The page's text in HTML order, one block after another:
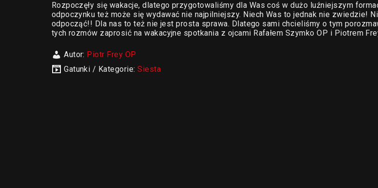
Rozpoczęły się wakacje, dlatego przygotowaliśmy dla Was coś w dużo luźniejszym
odpoczynku też może się wydawać nie najpilniejszy. Niech Was to jednak nie zwiedzie!
odpocząć!! Dla nas to też nie jest prosta sprawa. Dlatego sami chcieliśmy o tym
tych rozmów zaprosić na wakacyjne spotkania z ojcami Rafałem Szymko OP i Piotrem
Autor: Piotr Frey OP
Gatunki / Kategorie:Siesta